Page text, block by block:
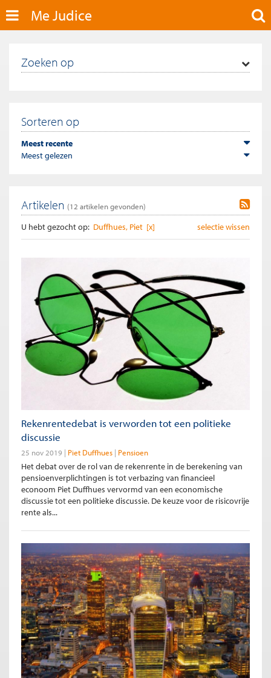
Me Judice
Zoeken op
Sorteren op
Meest recente
Meest gelezen
Artikelen (12 artikelen gevonden)
U hebt gezocht op: selectie wissen
Duffhues, Piet [x]
Rekenrentedebat is verworden tot een politieke
discussie
25 nov 2019 Piet Duffhues Pensioen
Het debat over de rol van de rekenrente in de berekening van
pensioenverplichtingen is tot verbazing van financieel
econoom Piet Duffhues vervormd van een economische
discussie tot een politieke discussie. De keuze voor de risicovrije
rente als...